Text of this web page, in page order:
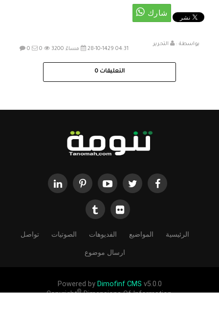
بواسطة :
التحرير
28-10-1429 04:31 مساءً
0 0 3200
التعليقات 0
الرئيسية المواضيع الفديوهات الصوتيات تواصل
ارسال موضوع
Powered by Dimofinf CMS v5.0.0
Copyright©Dimensions Of Information.